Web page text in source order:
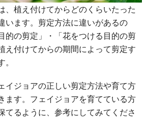
、植え付けてからどのくらいたった
います。剪定方法に違いがあるの
的の剪定」・「花をつける目的の剪
え付けてからの期間によって剪定す
イジョアの正しい剪定方法や育て方
ます。フェイジョアを育てている方
てるように、参考にしてみてくださ